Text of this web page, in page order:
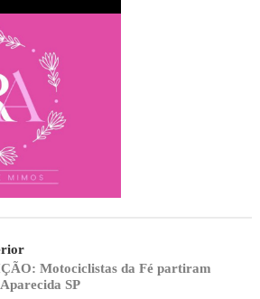
Motociclistas da Fé partiram
SP